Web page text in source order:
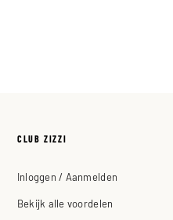
CLUB ZIZZI
Inloggen / Aanmelden
Bekijk alle voordelen